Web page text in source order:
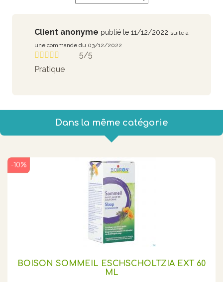
Client anonyme publié le 11/12/2022 suite à
une commande du 03/12/2022
5/5
Pratique
Dans la même catégorie
BOISON SOMMEIL ESCHSCHOLTZIA EXT 60
ML
-10%